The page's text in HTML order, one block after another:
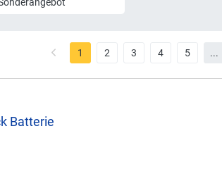
1 2 3 4 5 ...
Batterie